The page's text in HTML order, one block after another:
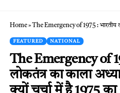
Home»The Emergency of 1975 : भारतीय लोकतंत्र का काला
FEATURED NATIONAL
The Emergency of
लोकतंत्र का काला